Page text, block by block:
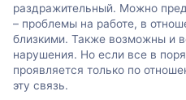
раздражительный. Можно
– проблемы на работе, в
близкими. Также возможны и
нарушения. Но если все в
проявляется только по
эту связь.